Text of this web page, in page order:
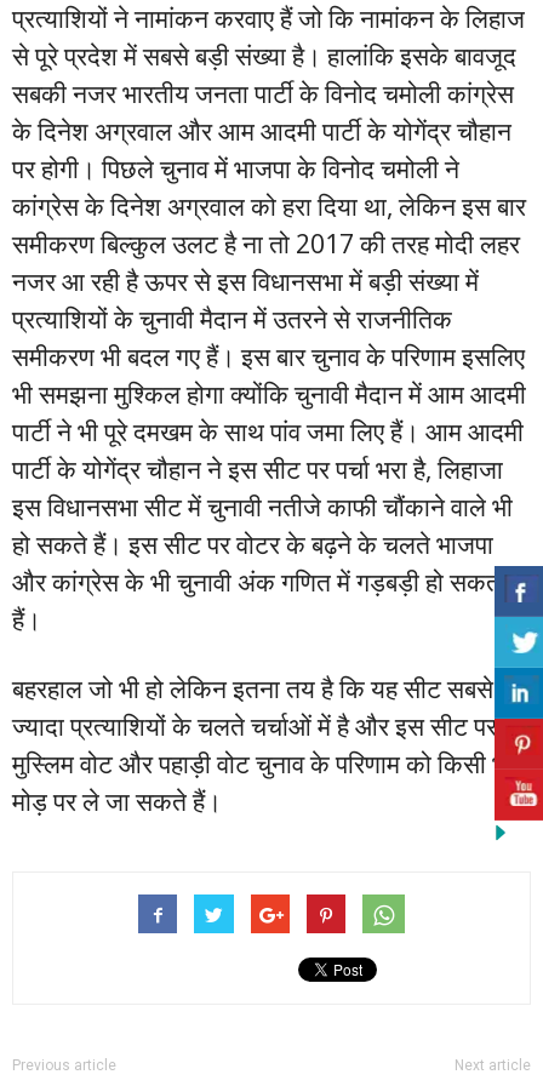
प्रत्याशियों ने नामांकन करवाए हैं जो कि नामांकन के लिहाज
से पूरे प्रदेश में सबसे बड़ी संख्या है। हालांकि इसके बावजूद
सबकी नजर भारतीय जनता पार्टी के विनोद चमोली कांग्रेस
के दिनेश अग्रवाल और आम आदमी पार्टी के योगेंद्र चौहान
पर होगी। पिछले चुनाव में भाजपा के विनोद चमोली ने
कांग्रेस के दिनेश अग्रवाल को हरा दिया था, लेकिन इस बार
समीकरण बिल्कुल उलट है ना तो 2017 की तरह मोदी लहर
नजर आ रही है ऊपर से इस विधानसभा में बड़ी संख्या में
प्रत्याशियों के चुनावी मैदान में उतरने से राजनीतिक
समीकरण भी बदल गए हैं। इस बार चुनाव के परिणाम इसलिए
भी समझना मुश्किल होगा क्योंकि चुनावी मैदान में आम आदमी
पार्टी ने भी पूरे दमखम के साथ पांव जमा लिए हैं। आम आदमी
पार्टी के योगेंद्र चौहान ने इस सीट पर पर्चा भरा है, लिहाजा
इस विधानसभा सीट में चुनावी नतीजे काफी चौंकाने वाले भी
हो सकते हैं। इस सीट पर वोटर के बढ़ने के चलते भाजपा
और कांग्रेस के भी चुनावी अंक गणित में गड़बड़ी हो सकती
हैं।
बहरहाल जो भी हो लेकिन इतना तय है कि यह सीट सबसे
ज्यादा प्रत्याशियों के चलते चर्चाओं में है और इस सीट पर
मुस्लिम वोट और पहाड़ी वोट चुनाव के परिणाम को किसी भी
मोड़ पर ले जा सकते हैं।
Previous article Next article